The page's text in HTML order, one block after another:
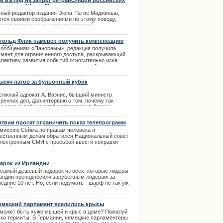
(Часть 2)
редактор издания Diena, Гатис Маджиньш,
своими соображениями по этому поводу,
этому целую колонку новостей.
Флик намерен получить компенсацию
«Панорамы», редакция получила
для ограниченного доступа, раскрывающий
развития событий относительно иска
руководителя национальной компании
латов за бульонный кубик
адвокат А. Вазнис, бывший министр
дел, дал интервью о том, почему так
идут судебные разбирательства в Латвии.
просят ограничить показ телепрограмм
Сейма по правам человека и
делам обратился Национальный совет
СМИ с просьбой ввести поправки
из Ирландии
дешевый подарок из всех, которые лидеры
преподносили зарубежным лидерам за
10 лет. Но, если подумать - шарф не так уж
Это нечто такое ,что премьер действительно
красивую безделушку. Кто знает, может
коллега купил шарф прямо в аэропорту?
парламент вселились крысы
может быть хуже мышей и крыс в доме? Пожалуй
термиты В Германии немецкие парламентёры